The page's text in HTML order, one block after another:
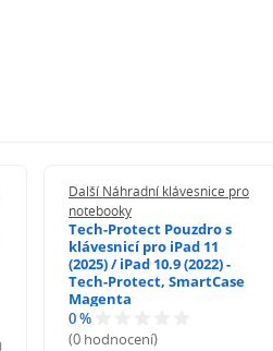
Další Náhradní klávesnice pro
notebooky
Tech-Protect Pouzdro s
klávesnicí pro iPad 11
(2025) / iPad 10.9 (2022) -
Tech-Protect, SmartCase
Magenta
0 %
(0 hodnocení)